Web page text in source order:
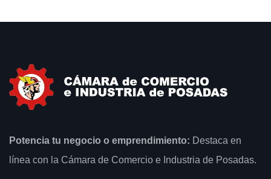
Potencia tu negocio o emprendimiento: Destaca en
línea con la Cámara de Comercio e Industria de Posadas.